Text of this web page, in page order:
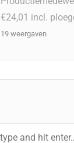
€24,01 incl.
19 weergaven